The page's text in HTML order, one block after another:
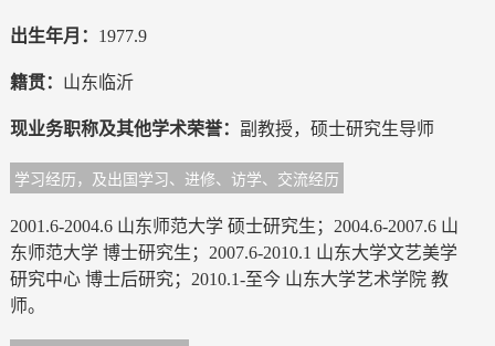
出生年月： 1977.9
籍贯： 山东临沂
现业务职称及其他学术荣誉： 副教授，硕士研究生导师
学习经历，及出国学习、进修、访学、交流经历
2001.6-2004.6 山东师范大学 硕士研究生；2004.6-2007.6 山
东师范大学 博士研究生；2007.6-2010.1 山东大学文艺美学
研究中心 博士后研究；2010.1-至今 山东大学艺术学院 教
师。